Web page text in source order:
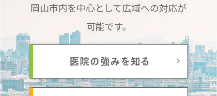
岡山市内を中心として広域への対応が
可能です。
医院の強みを知る